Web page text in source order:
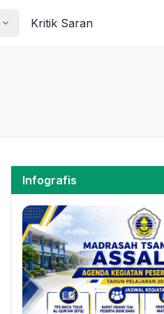
Kritik Saran
Infografis